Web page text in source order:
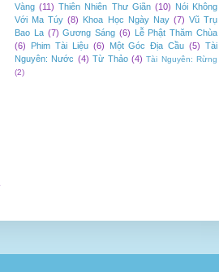
Vàng (11) Thiên Nhiên Thư Giãn (10) Nói Không
Với Ma Túy (8) Khoa Học Ngày Nay (7) Vũ Trụ
Bao La (7) Gương Sáng (6) Lễ Phật Thăm Chùa
(6)
Phim Tài Liệu (6) Một Góc Địa Cầu (5) Tài
Nguyên: Nước (4) Từ Thảo (4) Tài Nguyên: Rừng
(2)